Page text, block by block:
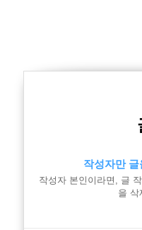
작성자만
작성자 본인이라면, 글
을 삭